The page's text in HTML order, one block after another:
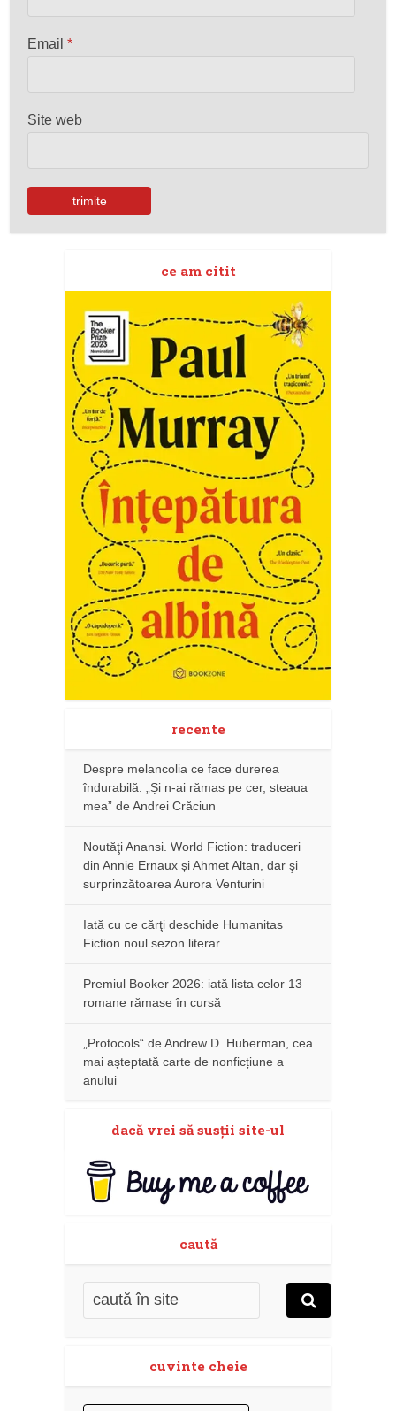
Email*
Site web
ce am citit
recente
Despre melancolia ce face durerea
îndurabilă: „Și n-ai rămas pe cer, steaua
mea” de Andrei Crăciun
Noutăţi Anansi. World Fiction: traduceri
din Annie Ernaux și Ahmet Altan, dar şi
surprinzătoarea Aurora Venturini
Iată cu ce cărţi deschide Humanitas
Fiction noul sezon literar
Premiul Booker 2026: iată lista celor 13
romane rămase în cursă
„Protocols“ de Andrew D. Huberman, cea
mai așteptată carte de nonficțiune a
anului
dacă vrei să susţii site-ul
caută
cuvinte cheie